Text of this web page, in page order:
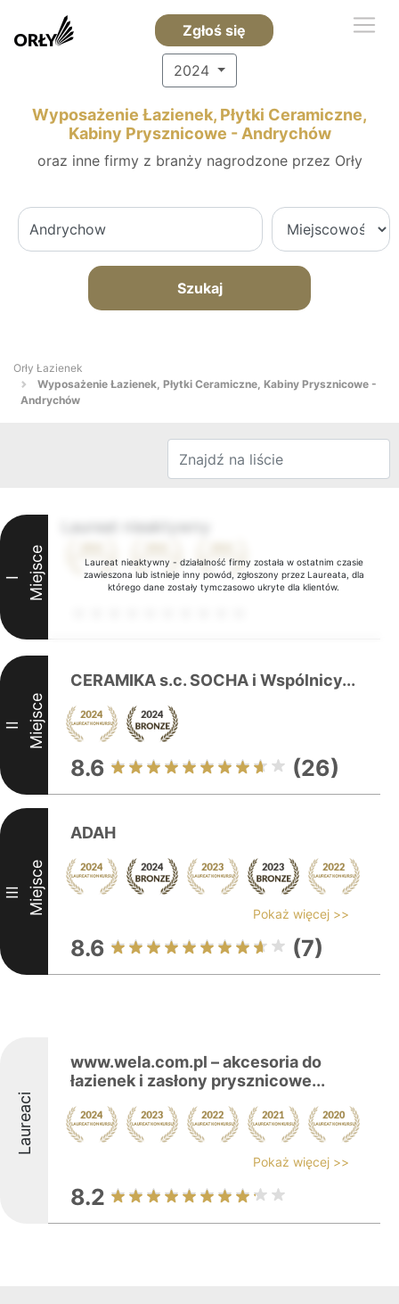
Zgłoś się
2024
Wyposażenie Łazienek, Płytki Ceramiczne,
Kabiny Prysznicowe - Andrychów
oraz inne firmy z branży nagrodzone przez Orły
Szukaj
Orły Łazienek
Wyposażenie Łazienek, Płytki Ceramiczne, Kabiny Prysznicowe -
Andrychów
Laureat nieaktywny - działalność firmy została w ostatnim czasie
zawieszona lub istnieje inny powód, zgłoszony przez Laureata, dla
którego dane zostały tymczasowo ukryte dla klientów.
I Miejsce
II Miejsce
CERAMIKA s.c. SOCHA i Wspólnicy...
8.6 (26)
III Miejsce
ADAH
Pokaż więcej >>
8.6 (7)
Laureaci
www.wela.com.pl – akcesoria do
łazienek i zasłony prysznicowe...
Pokaż więcej >>
8.2